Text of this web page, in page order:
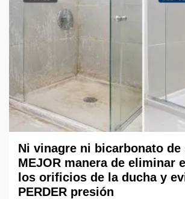
Ni vinagre ni bicarbonato
MEJOR manera de eliminar
los orificios de la ducha y
PERDER presión